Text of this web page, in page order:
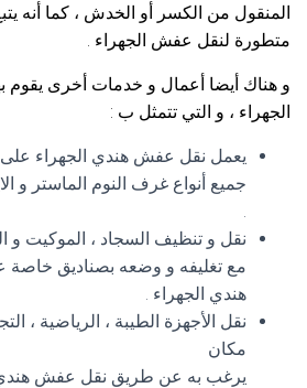
المنقول من الكسر أو الخدش ، كما أنه
متطورة لنقل عفش الجهراء .
و هناك أيضا أعمال و خدمات أخرى
الجهراء ، و التي تتمثل ب :
يعمل نقل عفش هندي الجهراء
جميع أنواع غرف النوم الماستر و
.
نقل و تنظيف السجاد ، الموكيت و
مع تغليفه و وضعه بصناديق
هندي الجهراء .
نقل الأجهزة الطيبة ، الرياضية ،
مكان
يرغب به عن طريق نقل عفش هندي